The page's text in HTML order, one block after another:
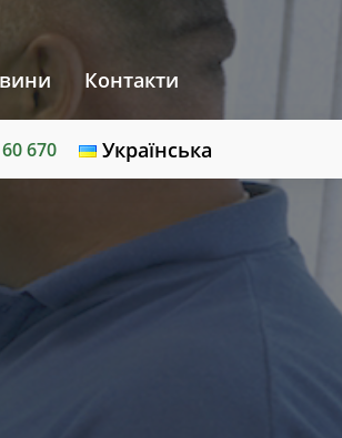
Контакти
670 Українська